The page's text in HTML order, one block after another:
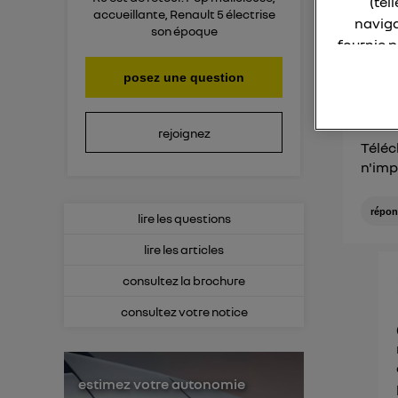
accueillante, Renault 5 électrise
son époque
posez une question
rejoignez
lire les questions
lire les articles
consultez la brochure
consultez votre notice
estimez votre autonomie
fournie
La
Elle
IP et